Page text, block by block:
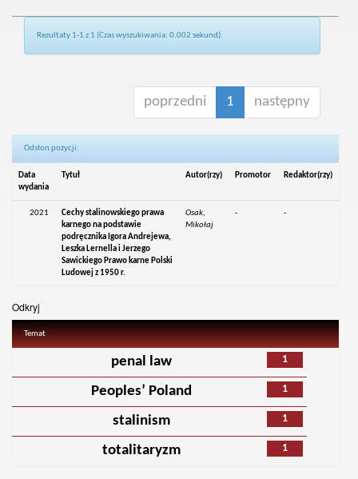
Rezultaty 1-1 z 1 (Czas wyszukiwania: 0.002 sekund).
poprzedni 1 następny
Odsłon pozycji:
Data
wydania
Tytuł Autor(rzy) Promotor Redaktor(rzy)
2021
Cechy stalinowskiego prawa
karnego na podstawie
podręcznika Igora Andrejewa,
Leszka Lernella i Jerzego
Sawickiego Prawo karne Polski
Ludowej z 1950 r.
Osak,
Mikołaj
- -
Odkryj
Temat
1
penal law
1
Peoples’ Poland
1
stalinism
1
totalitaryzm